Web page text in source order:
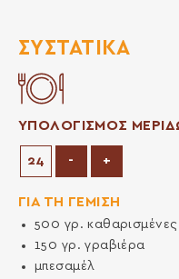
ΣΥΣΤΑΤΙΚΆ
ΥΠΟΛΟΓΙΣΜΟΣ
- Μείωση μερίδων
+Αύξηση
ΓΙΑ ΤΗ ΓΕΜΙΣΗ
500 γρ.καθαρισμένες
150 γρ.γραβιέρα
μπεσαμέλ